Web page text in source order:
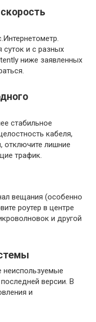
суток и с разных
ниже заявленных
стабильное
кабеля,
отключите лишние
трафик.
вещания (особенно
роутер в центре
и другой
неиспользуемые
версии. В
и